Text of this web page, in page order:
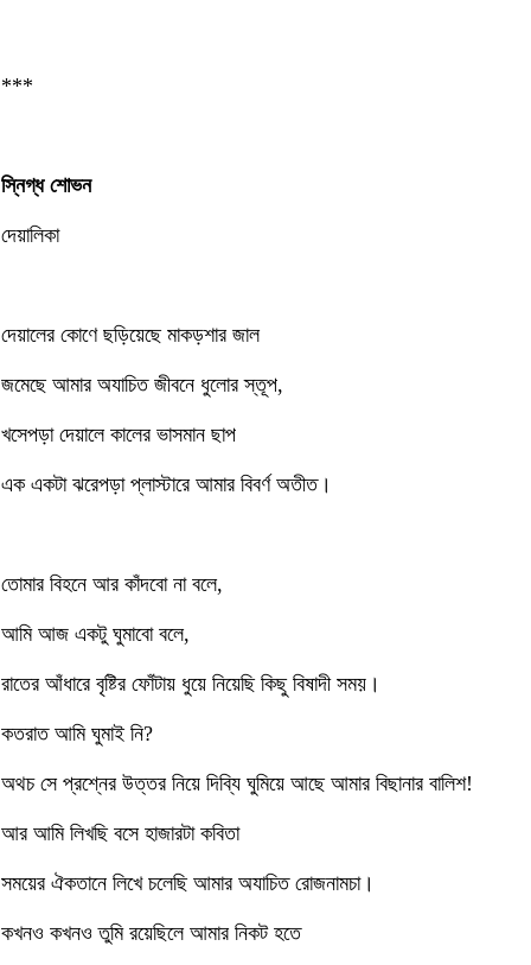
***
স্নিগ্ধ শোভন
দেয়ালিকা
দেয়ালের কোণে ছড়িয়েছে মাকড়শার জাল
জমেছে আমার অযাচিত জীবনে ধুলোর স্তূপ,
খসেপড়া দেয়ালে কালের ভাসমান ছাপ
এক একটা ঝরেপড়া প্লাস্টারে আমার বিবর্ণ অতীত।
তোমার বিহনে আর কাঁদবো না বলে,
আমি আজ একটু ঘুমাবো বলে,
রাতের আঁধারে বৃষ্টির ফোঁটায় ধুয়ে নিয়েছি কিছু বিষাদী সময়।
কতরাত আমি ঘুমাই নি?
অথচ সে প্রশ্নের উত্তর নিয়ে দিব্যি ঘুমিয়ে আছে আমার বিছানার বালিশ!
আর আমি লিখছি বসে হাজারটা কবিতা
সময়ের ঐকতানে লিখে চলেছি আমার অযাচিত রোজনামচা।
কখনও কখনও তুমি রয়েছিলে আমার নিকট হতে